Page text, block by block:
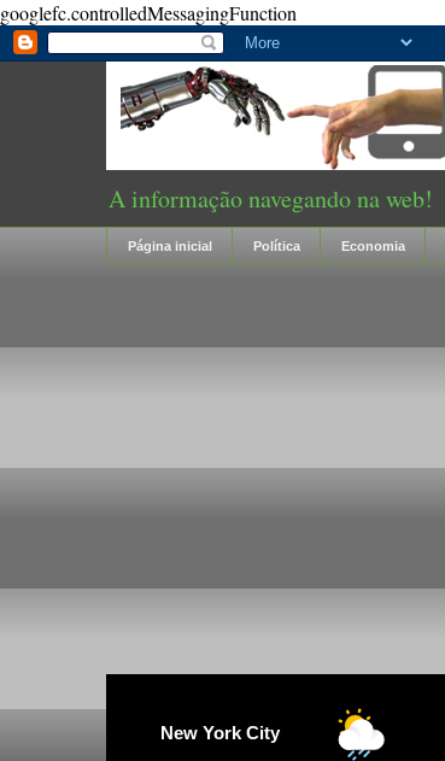
googlefc.controlledMessagingFunction
A informação navegando na web!
Página inicial Política Economia
New York City